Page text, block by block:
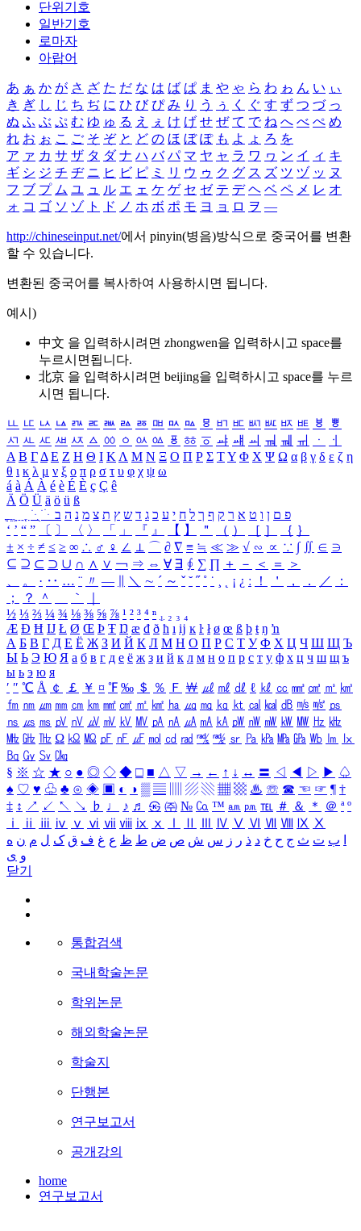
단위기호
일반기호
로마자
아랍어
あ ぁ か が さ ざ た だ な は ば ぱ ま や ゃ ら わ ゎ ん い ぃ
き ぎ し じ ち ぢ に ひ び ぴ み り う ぅ く ぐ す ず つ づ っ
ぬ ふ ぶ ぷ む ゆ ゅ る え ぇ け げ せ ぜ て で ね へ べ ぺ め
れ お ぉ こ ご そ ぞ と ど の ほ ぼ ぽ も よ ょ ろ を
ア ァ カ サ ザ タ ダ ナ ハ バ パ マ ヤ ャ ラ ワ ヮ ン イ ィ キ
ギ シ ジ チ ヂ ニ ヒ ビ ピ ミ リ ウ ゥ ク グ ス ズ ツ ヅ ッ ヌ
フ ブ プ ム ユ ュ ル エ ェ ケ ゲ セ ゼ テ デ ヘ ベ ペ メ レ オ
ォ コ ゴ ソ ゾ ト ド ノ ホ ボ ポ モ ヨ ョ ロ ヲ ―
http://chineseinput.net/에서 pinyin(병음)방식으로 중국어를 변환
할 수 있습니다.
변환된 중국어를 복사하여 사용하시면 됩니다.
예시)
中文 을 입력하시려면 zhongwen을 입력하시고 space를
누르시면됩니다.
北京 을 입력하시려면 beijing을 입력하시고 space를 누르
시면 됩니다.
ㅥ ㅦ ㅧ ㅨ ㅩ ㅪ ㅫ ㅬ ㅭ ㅮ ㅯ ㅰ ㅱ ㅲ ㅳ ㅴ ㅵ ㅶ ㅷ ㅸ
ㅹ
ㅺ ㅻ ㅼ ㅽ ㅾ ㅿ ㆀ ㆁ ㆂ ㆃ ㆄ ㆅ ㆆ ㆇ ㆈ ㆉ ㆊ ㆋ ㆌ ㆍ
ㆎ
Α Β ΓΔ Ε Ζ Η Θ Ι ΚΛ Μ Ν Ξ Ο Π Ρ Σ ΤΥ Φ Χ Ψ Ω α β γ δ ε ζ η
θ ι κ λ μ ν ξ ο π ρ σ τ υ φ χ ψ ω
á à Á À é è É È ç Ç ê
Ä Ö Ü ä ö ü ß
ִֶֹ ֻּ ׁׂ פ ם ן ו ט א ר ק ף ך ל ח י ע כ ג ד ש ץ ת צ מ נ ה ב
‘ ’ “ ” 〔 〕 〈 〉 「 」 『 』 【 】 ＂ （ ） ［ ］ ｛ ｝
± × ÷ ≠ ≤ ≥ ∞ ∴ ♂ ♀ ∠ ⊥ ⌒ ∂ ∇ ≡ ≒ ≪ ≫ √ ∽ ∝ ∵ ∫ ∬ ∈ ∋
⊆ ⊇ ⊂ ⊃ ∪ ∩ ∧ ∨ ￢ ⇒ ⇔ ∀ ∃ ∮ ∑ ∏ ＋ － ＜ ＝
＞
、
。 · ‥ … ¨ 〃 ― ＼ ∼ ´ ～ ˇ ˘ ˝ ˚ ˙ ¸ ¡ ¿ ː ！ ＇ ， ． ／
：
；
？ ＾ ｀
½ ⅓ ⅔ ¼ ¾ ⅛ ⅜ ⅝ ⅞ ¹ ² ³ ⁴ ⁿ ₁ ₂ ₃ ₄
Æ Ð Ħ Ĳ Ł Ø Œ Þ Ŧ Ŋ æ đ ð ħ ı ĳ ĸ ŀ ł ø œ ß þ ŧ ŋ ŉ
А Б В Г Д Е Ё Ж З И Й К Л М Н О П Р С Т У Ф Х Ц Ч Ш Щ Ъ
Ы Ь Э Ю Я а б в г д е ё ж з и й к л м н о п р с т у ф х ц ч ш щ ъ
ы ь э ю я
′ ″ ℃ Å ￠ ￡ ￥ ¤ ℉ ‰ ＄ ％ Ｆ ￦ ㎕ ㎖ ㎗ ℓ ㎘ ㏄ ㎣ ㎤ ㎥ ㎦
㎙ ㎚ ㎛ ㎜ ㎝ ㎞ ㎟ ㎠ ㎡ ㎢ ㏊ ㎍ ㎎ ㎏ ㏏ ㎈ ㎉ ㏈ ㎧ ㎨ ㎰
㎱ ㎲ ㎳ ㎴ ㎵ ㎶ ㎷ ㎸ ㎹ ㎀ ㎁ ㎂ ㎃ ㎄ ㎺ ㎻ ㎽ ㎾ ㎿ ㎐ ㎑
㎒ ㎓ ㎔ Ω ㏀ ㏁ ㎊ ㎋ ㎌ ㏖ ㏅ ㎭ ㎮ ㎯ ㏛ ㎩ ㎪ ㎫ ㎬ ㏝ ㏐
㏓
㏃ ㏉ ㏜ ㏆
§ ※ ☆ ★ ○ ● ◎ ◇ ◆ □ ■ △ ▽ → ← ↑ ↓ ↔ 〓 ◁ ◀ ▷ ▶ ♤
♠ ♡ ♥ ♧ ♣ ⊙ ◈ ▣ ◐ ◑ ▒ ▤ ▨ ▧ ▦ ▩ ♨ ☏ ☎ ☜ ☞ ¶ †
‡ ↕ ↗ ↙ ↖ ↘ ♭ ♩ ♪ ♬ ㉿ ㈜ № ㏇ ™ ㏂ ㏘ ℡ ＃ ＆ ＊ ＠ ª º
ⅰ
ⅱ ⅲ ⅳ ⅴ ⅵ ⅶ ⅷ ⅸ ⅹ Ⅳ Ⅴ Ⅵ Ⅶ Ⅷ Ⅸ Ⅹ
ب ت ث ج ح خ د ذ ر ز س ش ص ض ط ظ ع غ ف ق ک ل م ن ه
و ی
닫기
통합검색
국내학술논문
학위논문
해외학술논문
학술지
단행본
연구보고서
공개강의
home
연구보고서